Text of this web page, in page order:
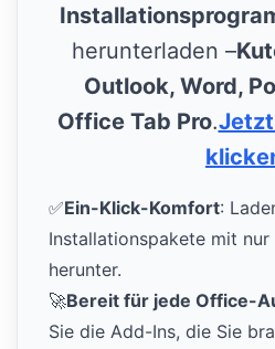
herunterladen –
Outlook, Word,
Office Tab Pro.
✅Ein-Klick-Komfort:
Installationspakete mit nur
herunter.
🚀Bereit für jede Office-
Sie die Add-Ins, die Sie